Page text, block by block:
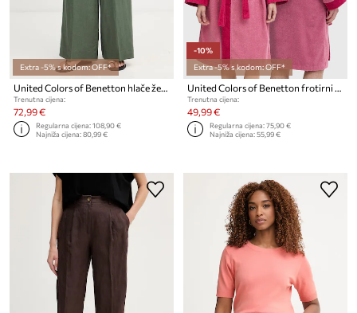
Extra -5% s kodom: OFF*
United Colors of Benetton hlače ženske lanene
Trenutna cijena:
72,99 €
Regularna cijena:108,90 €
Najniža cijena:80,99 €
-10%
Extra -5% s kodom: OFF*
United Colors of Benetton frotirni kućni ogrtač od pamuka
Trenutna cijena:
49,99 €
Regularna cijena:75,90 €
Najniža cijena:55,99 €